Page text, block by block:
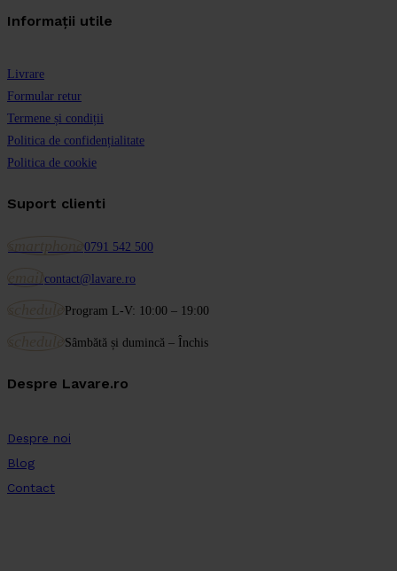
Informații utile
Livrare
Formular retur
Termene și condiții
Politica de confidențialitate
Politica de cookie
Suport clienti
0791 542 500
contact@lavare.ro
Program L-V: 10:00 – 19:00
Sâmbătă și dumincă – Închis
Despre Lavare.ro
Despre noi
Blog
Contact